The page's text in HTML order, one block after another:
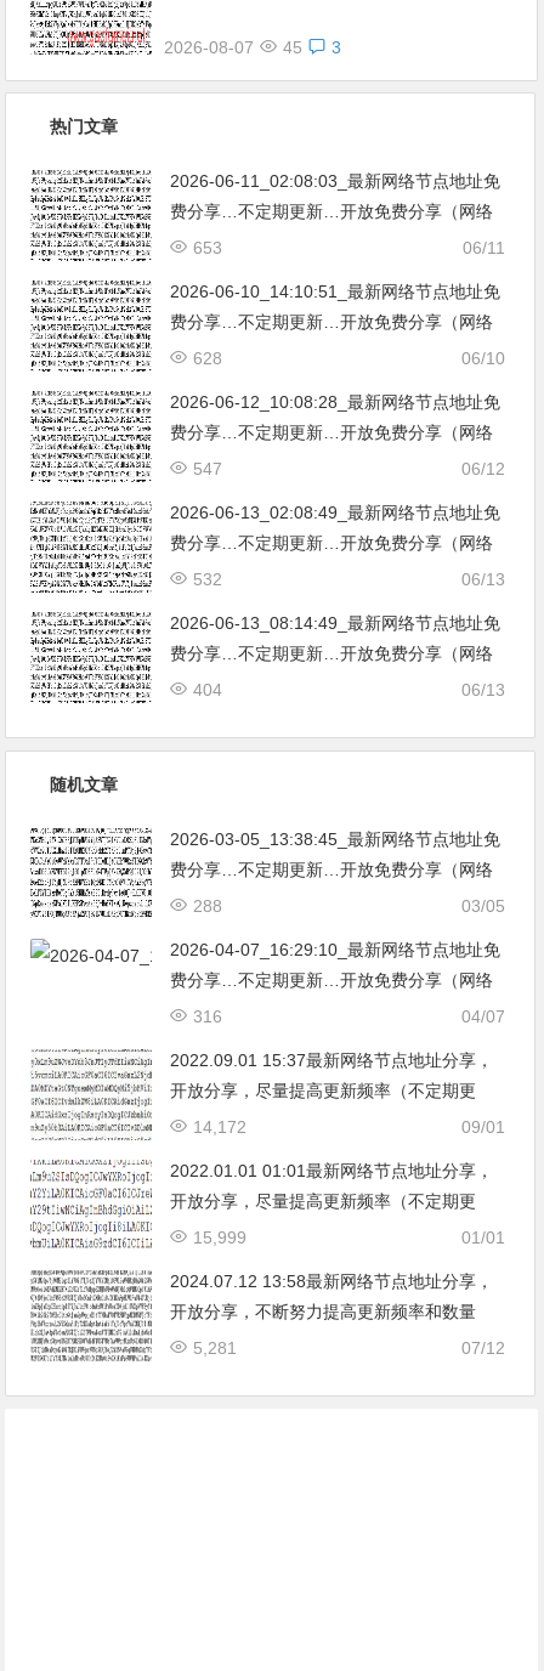
2026-08-07 45 3
热门文章
2026-06-11_02:08:03_最新网络节点地址免
费分享…不定期更新…开放免费分享（网络
免费节点香港|日本|韩国|新加坡|台湾|马来西
06/11
653
2026-06-10_14:10:51_最新网络节点地址免
费分享…不定期更新…开放免费分享（网络
免费节点香港|日本|韩国|新加坡|台湾|马来西
06/10
628
2026-06-12_10:08:28_最新网络节点地址免
费分享…不定期更新…开放免费分享（网络
免费节点香港|日本|韩国|新加坡|台湾|马来西
06/12
547
2026-06-13_02:08:49_最新网络节点地址免
费分享…不定期更新…开放免费分享（网络
免费节点香港|日本|韩国|新加坡|台湾|马来西
06/13
532
2026-06-13_08:14:49_最新网络节点地址免
费分享…不定期更新…开放免费分享（网络
免费节点香港|日本|韩国|新加坡|台湾|马来西
06/13
404
随机文章
2026-03-05_13:38:45_最新网络节点地址免
费分享…不定期更新…开放免费分享（网络
免费节点香港|日本|韩国|新加坡|台湾|马来西
03/05
288
2026-04-07_16:29:10_最新网络节点地址免
费分享…不定期更新…开放免费分享（网络
免费节点香港|日本|韩国|新加坡|台湾|马来西
04/07
316
2022.09.01 15:37最新网络节点地址分享，
开放分享，尽量提高更新频率（不定期更
新，累积有新节点加入）。
09/01
14,172
2022.01.01 01:01最新网络节点地址分享，
开放分享，尽量提高更新频率（不定期更
新）。
01/01
15,999
2024.07.12 13:58最新网络节点地址分享，
开放分享，不断努力提高更新频率和数量
（免费节点时效性较短，请收藏本站，时刻
07/12
5,281